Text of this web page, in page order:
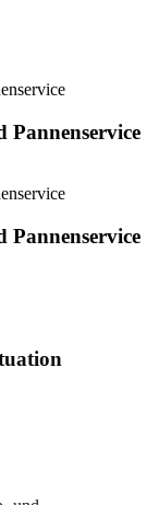
Pannenservice
Pannenservice